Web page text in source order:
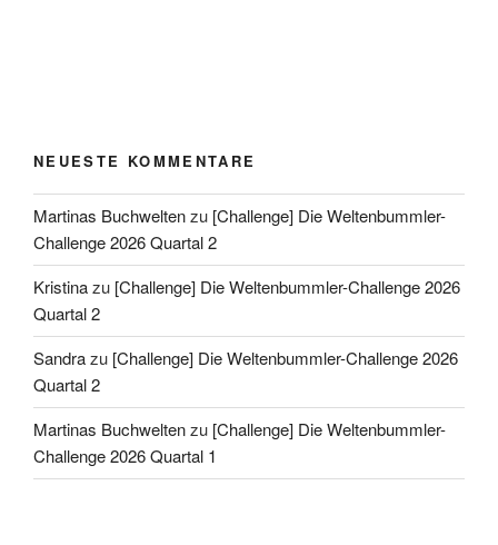
NEUESTE KOMMENTARE
Martinas Buchweltenzu [Challenge] Die Weltenbummler-
Challenge 2026 Quartal 2
Kristinazu [Challenge] Die Weltenbummler-Challenge 2026
Quartal 2
Sandrazu [Challenge] Die Weltenbummler-Challenge 2026
Quartal 2
Martinas Buchweltenzu [Challenge] Die Weltenbummler-
Challenge 2026 Quartal 1